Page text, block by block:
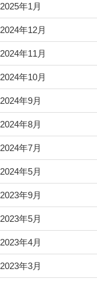
2025年1月
2024年12月
2024年11月
2024年10月
2024年9月
2024年8月
2024年7月
2024年5月
2023年9月
2023年5月
2023年4月
2023年3月